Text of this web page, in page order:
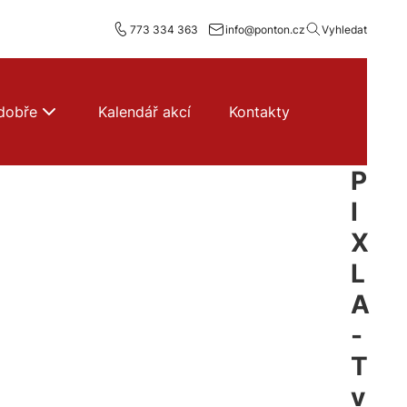
773 334 363 info@ponton.cz Vyhledat
Kalendář akcí Kontakty
P
I
X
L
A
-
T
v